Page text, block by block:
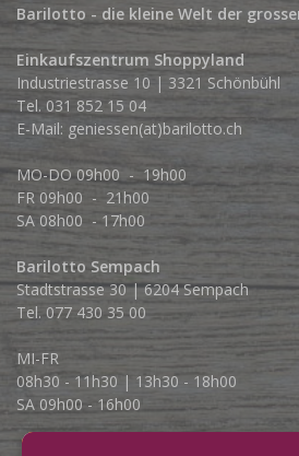
Barilotto - die kleine Welt der
Einkaufszentrum Shoppyland
Industriestrasse 10 | 3321 Schönbühl
Tel. 031 852 15 04
E-Mail: geniessen(at)barilotto.ch
MO-DO 09h00 - 19h00
FR 09h00 - 21h00
SA 08h00 - 17h00
Barilotto Sempach
Stadtstrasse 30 | 6204 Sempach
Tel. 077 430 35 00
MI-FR
08h30 - 11h30 | 13h30 - 18h00
SA 09h00 - 16h00